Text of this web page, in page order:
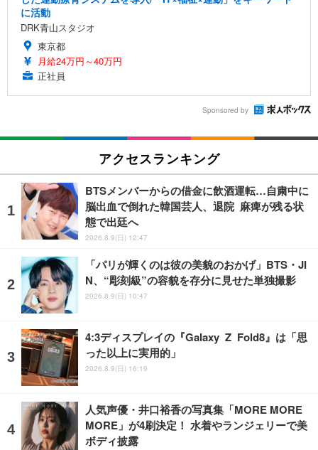
に活動
DRK青山スタジオ
東京都
月給24万円～40万円
正社員
Sponsored by
アクセスランキング
BTSメンバーからの借金に飲酒運転…自粛中に
脳出血で倒れた韓国芸人、退院 麻痺が残る状
態で出廷へ
2026.8.9(日) 12:47
「パリが輝くのは彼の美貌のおかげ」BTS・JI
N、“彫刻級”の容貌を存分に見せた単独撮影
2026.8.9(日) 10:47
4:3ディスプレイの『Galaxy Z Fold8』は「思
った以上に実用的」
2026.8.9(日) 16:19
人気声優・井口裕香の写真集「MORE MORE
MORE」が4刷決定！ 水着やランジェリーで美
ボディ披露